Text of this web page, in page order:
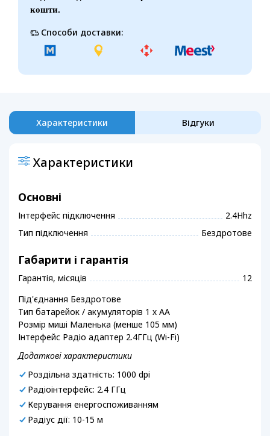
кошти.
Способи доставки:
Характеристики Відгуки
Характеристики
Основні
Інтерфейс підключення
2.4Hhz
Тип підключення
Бездротове
Габарити і гарантія
Гарантія, місяців
12
Під'єднання Бездротове
Тип батарейок / акумуляторів 1 х AA
Розмір миші Маленька (менше 105 мм)
Інтерфейс Радіо адаптер 2.4ГГц (Wi-Fi)
Додаткові характеристики
Роздільна здатність: 1000 dpi
Радіоінтерфейс: 2.4 ГГц
Керування енергоспоживанням
Радіус дії: 10-15 м